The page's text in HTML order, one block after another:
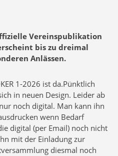
Vereinspublikation
bis zu dreimal
Anlässen.
1-2026 ist da.Pünktlich
in neuen Design. Leider ab
noch digital. Man kann ihn
wenn Bedarf
digital (per Email) noch nicht
mit der Einladung zur
diesmal noch